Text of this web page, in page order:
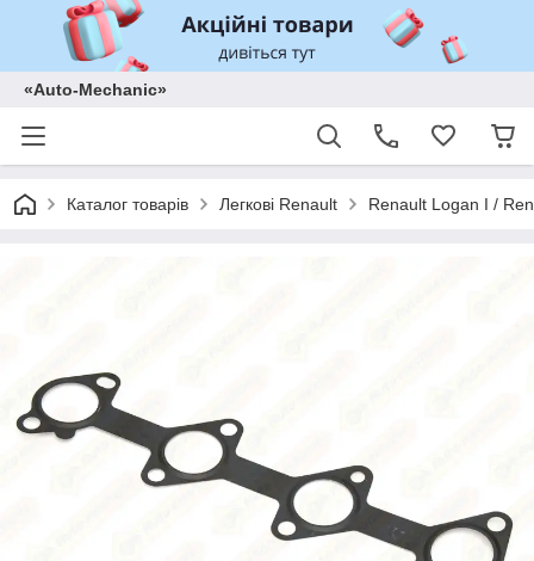
«Auto-Mechanic»
Каталог товарів Легкові Renault Renault Logan I /